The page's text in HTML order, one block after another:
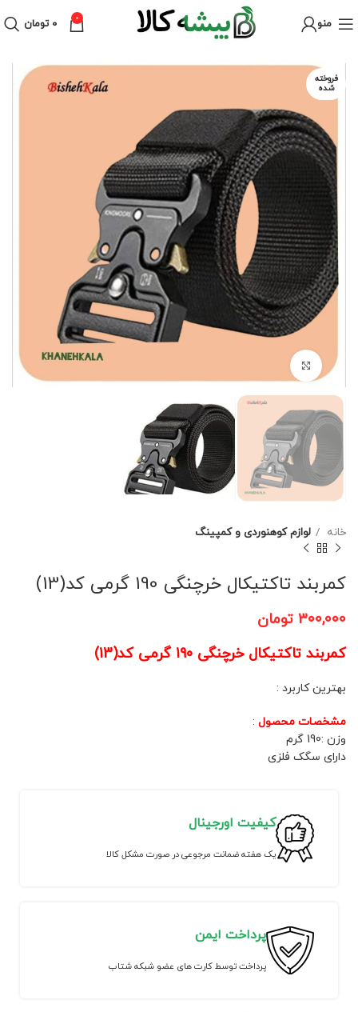
منو 0 ۰ تومان
فروخته
شده
خانه لوازم کوهنوردی و کمپینگ
کمربند تاکتیکال خرچنگی 190 گرمی کد(13)
۳۰۰,۰۰۰ تومان
کمربند تاکتیکال خرچنگی 190 گرمی کد(13)
بهترین کاربرد :
مشخصات محصول :
وزن :190 گرم
دارای سگک فلزی
کیفیت اورجینال
یک هفته ضمانت مرجوعی در صورت مشکل کالا
پرداخت ایمن
پرداخت توسط کارت های عضو شبکه شتاب